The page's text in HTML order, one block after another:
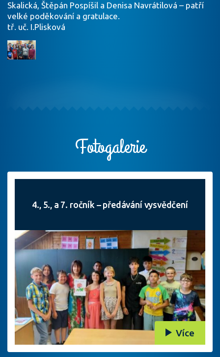
Skalická, Štěpán Pospíšil a Denisa Navrátilová – patří
velké poděkování a gratulace.
tř. uč. I.Plisková
Fotogalerie
4., 5., a 7. ročník – předávání vysvědčení
Více